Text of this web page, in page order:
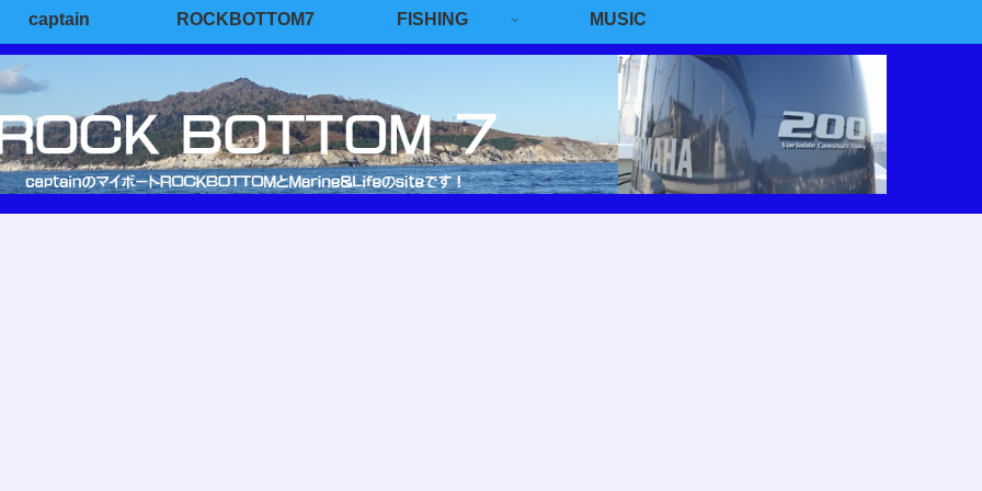
captain ROCKBOTTOM7 FISHING MUSIC